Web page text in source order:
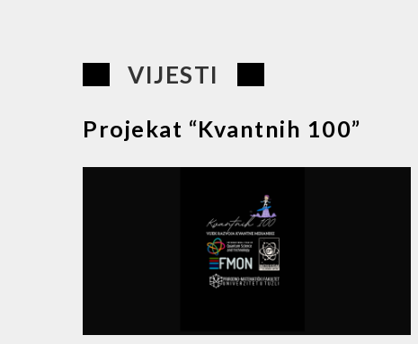
VIJESTI
Projekat “Kvantnih 100”